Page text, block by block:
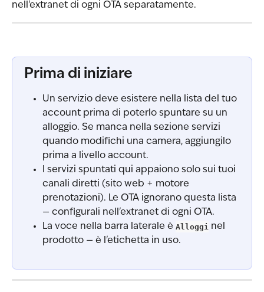
nell'extranet di ogni OTA separatamente.
Prima di iniziare
Un servizio deve esistere nella lista del tuo
account prima di poterlo spuntare su un
alloggio. Se manca nella sezione servizi
quando modifichi una camera, aggiungilo
prima a livello account.
I servizi spuntati qui appaiono solo sui tuoi
canali diretti (sito web + motore
prenotazioni). Le OTA ignorano questa lista
— configurali nell'extranet di ogni OTA.
La voce nella barra laterale è Alloggi nel
prodotto — è l'etichetta in uso.